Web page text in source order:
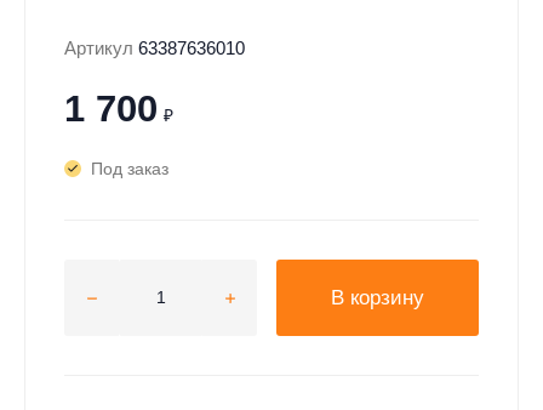
Артикул 63387636010
1 700 ₽
Под заказ
В корзину